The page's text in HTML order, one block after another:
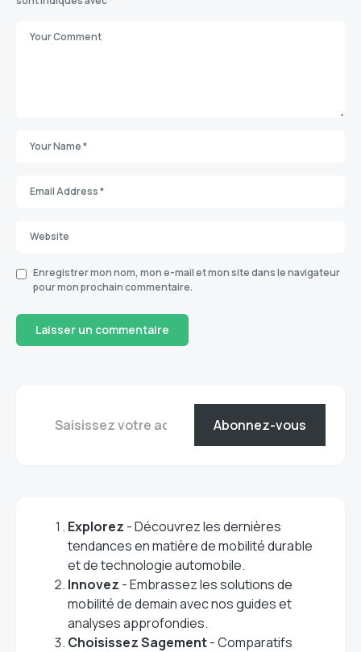
Enregistrer mon nom, mon e-mail et mon site dans le navigateur
pour mon prochain commentaire.
Abonnez-vous
Explorez - Découvrez les dernières
tendances en matière de mobilité durable
et de technologie automobile.
Innovez - Embrassez les solutions de
mobilité de demain avec nos guides et
analyses approfondies.
Choisissez Sagement- Comparatifs